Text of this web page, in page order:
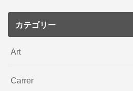
カテゴリー
Art
Carrer